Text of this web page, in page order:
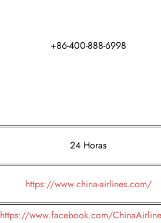
+86-400-888-6998
24 Horas
https://www.china-airlines.com/
https://www.facebook.com/